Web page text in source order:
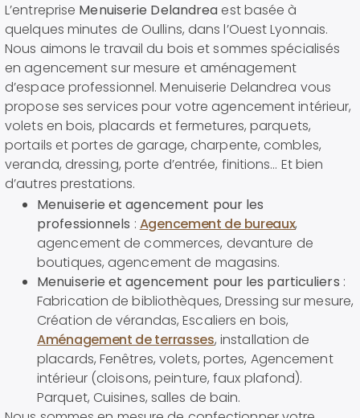
L’entreprise Menuiserie Delandreaest basée à
quelques minutes de Oullins, dans l’Ouest Lyonnais.
Nous aimons le travail du bois et sommes spécialisés
en agencement sur mesure et aménagement
d’espace professionnel. Menuiserie Delandrea vous
propose ses services pour votre agencement intérieur,
volets en bois, placards et fermetures, parquets,
portails et portes de garage, charpente, combles,
veranda, dressing, porte d’entrée, finitions… Et bien
d’autres prestations.
Menuiserie et agencement pour les
professionnels : Agencement de bureaux,
agencement de commerces, devanture de
boutiques, agencement de magasins.
Menuiserie et agencement pour les particuliers :
Fabrication de bibliothèques, Dressing sur mesure,
Création de vérandas, Escaliers en bois,
Aménagement de terrasses, installation de
placards, Fenêtres, volets, portes, Agencement
intérieur (cloisons, peinture, faux plafond).
Parquet, Cuisines, salles de bain.